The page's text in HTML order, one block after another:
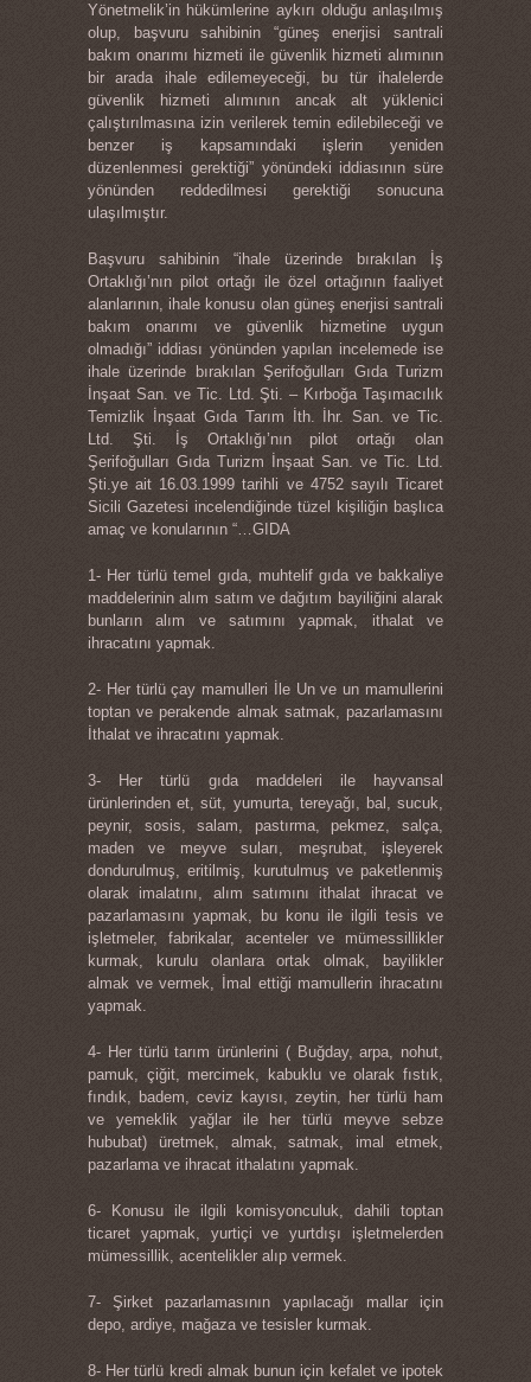
Yönetmelik’in hükümlerine aykırı olduğu anlaşılmış
olup, başvuru sahibinin “güneş enerjisi santrali
bakım onarımı hizmeti ile güvenlik hizmeti alımının
bir arada ihale edilemeyeceği, bu tür ihalelerde
güvenlik hizmeti alımının ancak alt yüklenici
çalıştırılmasına izin verilerek temin edilebileceği ve
benzer iş kapsamındaki işlerin yeniden
düzenlenmesi gerektiği” yönündeki iddiasının süre
yönünden reddedilmesi gerektiği sonucuna
ulaşılmıştır.
Başvuru sahibinin “ihale üzerinde bırakılan İş
Ortaklığı’nın pilot ortağı ile özel ortağının faaliyet
alanlarının, ihale konusu olan güneş enerjisi santrali
bakım onarımı ve güvenlik hizmetine uygun
olmadığı” iddiası yönünden yapılan incelemede ise
ihale üzerinde bırakılan Şerifoğulları Gıda Turizm
İnşaat San. ve Tic. Ltd. Şti. – Kırboğa Taşımacılık
Temizlik İnşaat Gıda Tarım İth. İhr. San. ve Tic.
Ltd. Şti. İş Ortaklığı’nın pilot ortağı olan
Şerifoğulları Gıda Turizm İnşaat San. ve Tic. Ltd.
Şti.ye ait 16.03.1999 tarihli ve 4752 sayılı Ticaret
Sicili Gazetesi incelendiğinde tüzel kişiliğin başlıca
amaç ve konularının “…GIDA
1- Her türlü temel gıda, muhtelif gıda ve bakkaliye
maddelerinin alım satım ve dağıtım bayiliğini alarak
bunların alım ve satımını yapmak, ithalat ve
ihracatını yapmak.
2- Her türlü çay mamulleri İle Un ve un mamullerini
toptan ve perakende almak satmak, pazarlamasını
İthalat ve ihracatını yapmak.
3- Her türlü gıda maddeleri ile hayvansal
ürünlerinden et, süt, yumurta, tereyağı, bal, sucuk,
peynir, sosis, salam, pastırma, pekmez, salça,
maden ve meyve suları, meşrubat, işleyerek
dondurulmuş, eritilmiş, kurutulmuş ve paketlenmiş
olarak imalatını, alım satımını ithalat ihracat ve
pazarlamasını yapmak, bu konu ile ilgili tesis ve
işletmeler, fabrikalar, acenteler ve mümessillikler
kurmak, kurulu olanlara ortak olmak, bayilikler
almak ve vermek, İmal ettiği mamullerin ihracatını
yapmak.
4- Her türlü tarım ürünlerini ( Buğday, arpa, nohut,
pamuk, çiğit, mercimek, kabuklu ve olarak fıstık,
fındık, badem, ceviz kayısı, zeytin, her türlü ham
ve yemeklik yağlar ile her türlü meyve sebze
hububat) üretmek, almak, satmak, imal etmek,
pazarlama ve ihracat ithalatını yapmak.
6- Konusu ile ilgili komisyonculuk, dahili toptan
ticaret yapmak, yurtiçi ve yurtdışı işletmelerden
mümessillik, acentelikler alıp vermek.
7- Şirket pazarlamasının yapılacağı mallar için
depo, ardiye, mağaza ve tesisler kurmak.
8- Her türlü kredi almak bunun için kefalet ve ipotek